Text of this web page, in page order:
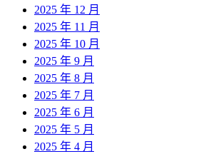
2025 年 12 月
2025 年 11 月
2025 年 10 月
2025 年 9 月
2025 年 8 月
2025 年 7 月
2025 年 6 月
2025 年 5 月
2025 年 4 月